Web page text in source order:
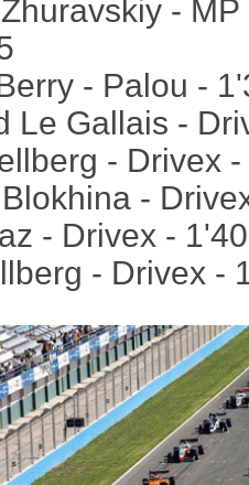
-
- Palou -
Le Gallais -
- Drivex
-
- Drivex -
- Drivex -